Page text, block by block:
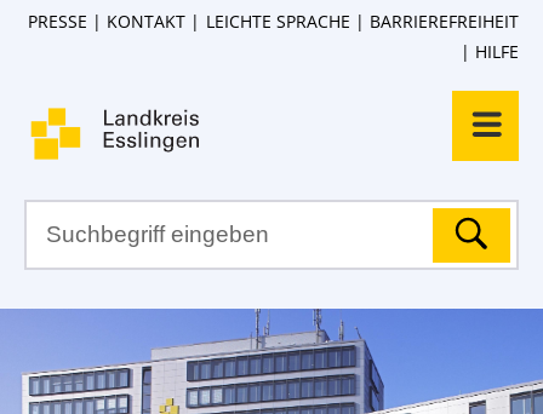
PRESSE KONTAKT LEICHTE SPRACHE
BARRIEREFREIHEIT
HILFE